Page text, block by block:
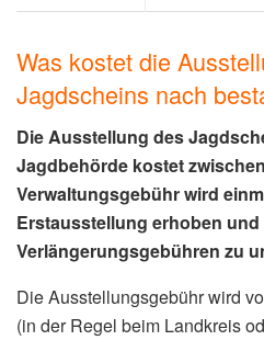
Was kostet die
Jagdscheins nach
Die Ausstellung des
Jagdbehörde kostet
Verwaltungsgebühr wird
Erstausstellung erhoben
Verlängerungsgebühren zu
Die Ausstellungsgebühr wird
(in der Regel beim Landkreis